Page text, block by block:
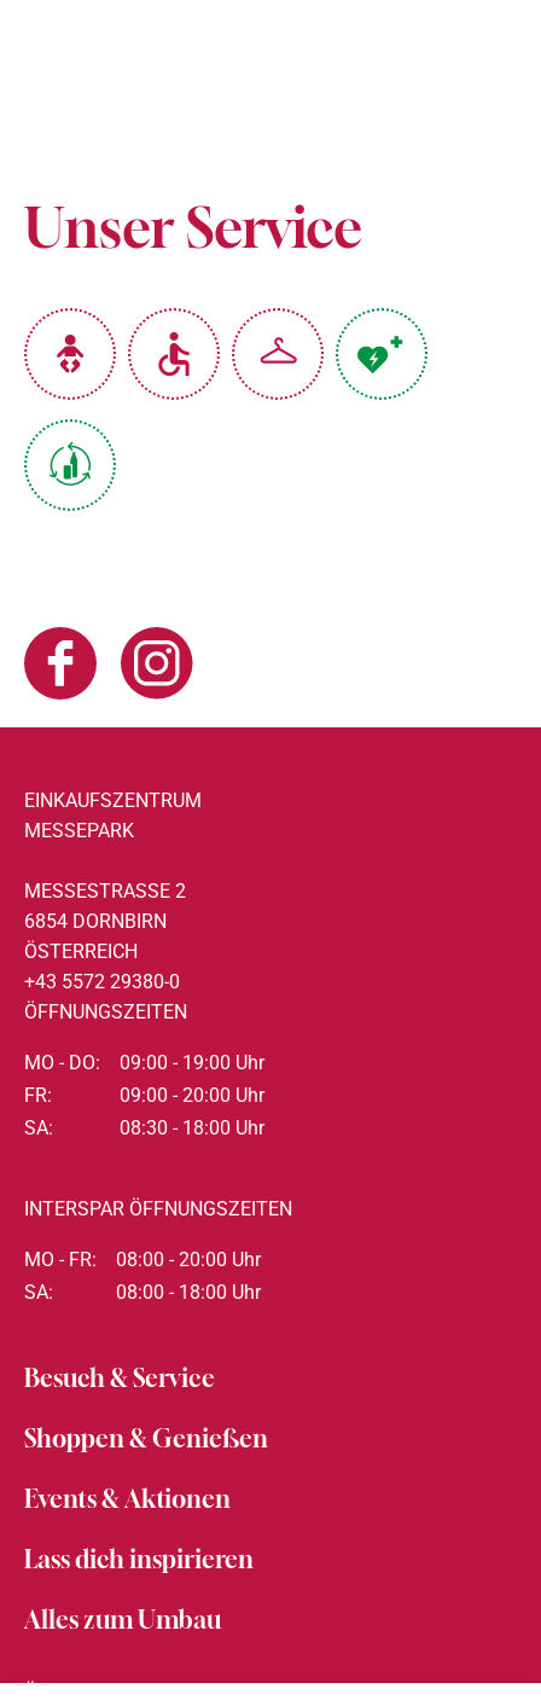
Unser Service
EINKAUFSZENTRUM
MESSEPARK
MESSESTRASSE 2
6854 DORNBIRN
ÖSTERREICH
+43 5572 29380-0
ÖFFNUNGSZEITEN
MO - DO:
09:00 - 19:00 Uhr
FR:
09:00 - 20:00 Uhr
SA:
08:30 - 18:00 Uhr
INTERSPAR ÖFFNUNGSZEITEN
MO - FR:
08:00 - 20:00 Uhr
SA:
08:00 - 18:00 Uhr
Besuch & Service
Shoppen & Genießen
Events & Aktionen
Lass dich inspirieren
Alles zum Umbau